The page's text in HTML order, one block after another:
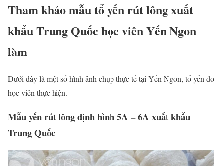
Tham khảo mẫu tổ yến rút lông xuất
khẩu Trung Quốc học viên Yến Ngon
làm
Dưới đây là một số hình ảnh chụp thực tế tại Yến Ngon, tổ yến do
học viên thực hiện.
Mẫu yến rút lông định hình 5A – 6A xuất khẩu
Trung Quốc